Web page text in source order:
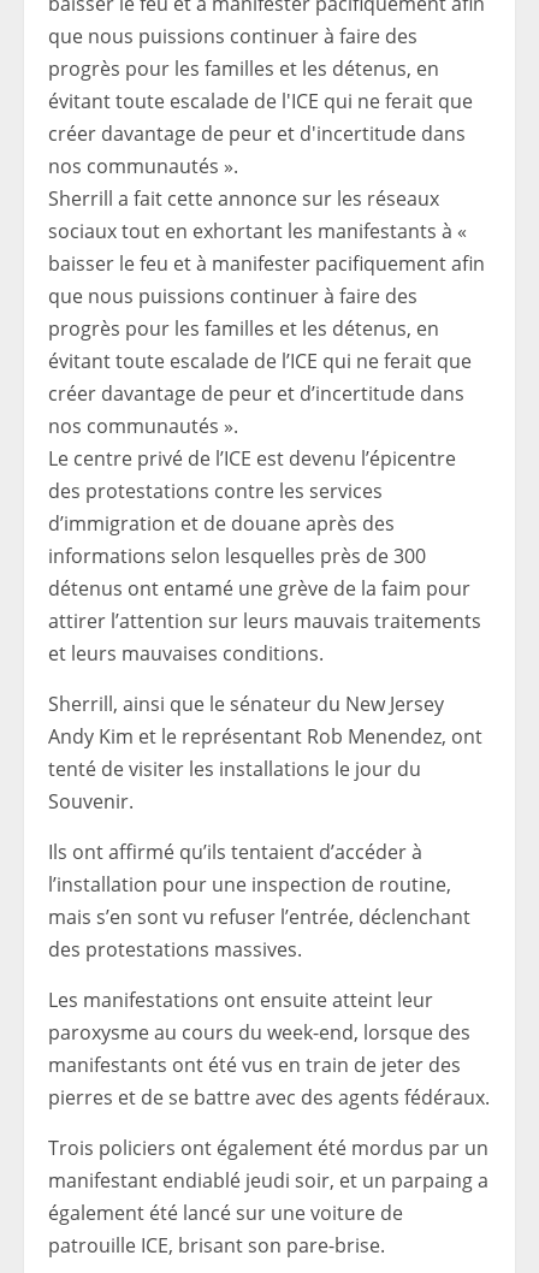
Sherrill a fait cette annonce sur les réseaux
sociaux tout en exhortant les manifestants à «
baisser le feu et à manifester pacifiquement afin
que nous puissions continuer à faire des
progrès pour les familles et les détenus, en
évitant toute escalade de l’ICE qui ne ferait que
créer davantage de peur et d’incertitude dans
nos communautés ».
Le centre privé de l’ICE est devenu l’épicentre
des protestations contre les services
d’immigration et de douane après des
informations selon lesquelles près de 300
détenus ont entamé une grève de la faim pour
attirer l’attention sur leurs mauvais traitements
et leurs mauvaises conditions.
Sherrill, ainsi que le sénateur du New Jersey
Andy Kim et le représentant Rob Menendez, ont
tenté de visiter les installations le jour du
Souvenir.
Ils ont affirmé qu’ils tentaient d’accéder à
l’installation pour une inspection de routine,
mais s’en sont vu refuser l’entrée, déclenchant
des protestations massives.
Les manifestations ont ensuite atteint leur
paroxysme au cours du week-end, lorsque des
manifestants ont été vus en train de jeter des
pierres et de se battre avec des agents fédéraux.
Trois policiers ont également été mordus par un
manifestant endiablé jeudi soir, et un parpaing a
également été lancé sur une voiture de
patrouille ICE, brisant son pare-brise.